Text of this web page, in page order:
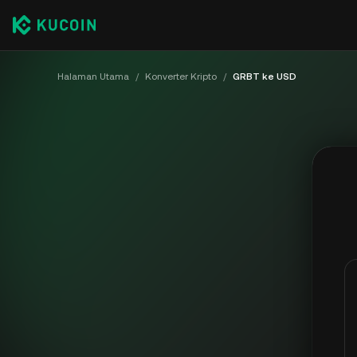
Halaman Utama / Konverter Kripto / GRBT ke USD